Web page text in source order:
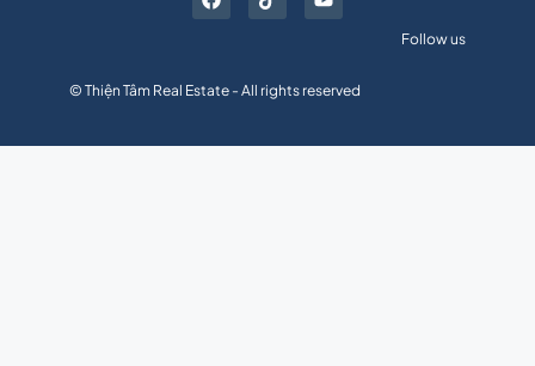
© Thiện Tâm Real Estate - All rights reserved
Follow us